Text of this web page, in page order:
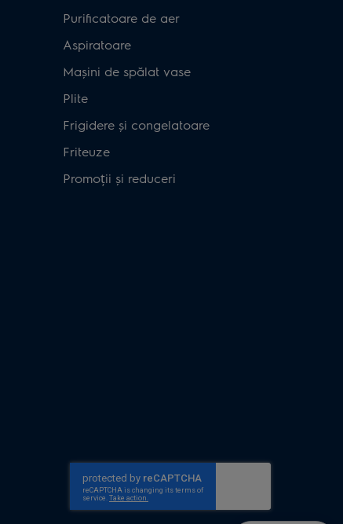
Purificatoare de aer
Aspiratoare
Mașini de spălat vase
Plite
Frigidere și congelatoare
Friteuze
Promoții și reduceri